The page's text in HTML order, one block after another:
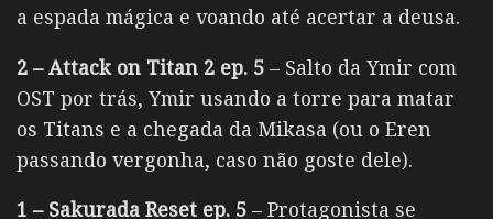
a espada mágica e voando até acertar a deusa.
2 – Attack on Titan 2 ep. 5 – Salto da Ymir com
OST por trás, Ymir usando a torre para matar
os Titans e a chegada da Mikasa (ou o Eren
passando vergonha, caso não goste dele).
1 – Sakurada Reset ep. 5 – Protagonista se